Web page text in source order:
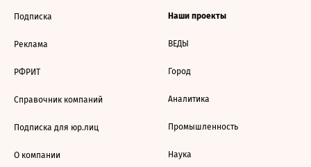
Подписка
Реклама
РФРИТ
Справочник компаний
Подписка для юр.лиц
О компании
Наши проекты
ВЕДЫ
Город
Аналитика
Промышленность
Наука